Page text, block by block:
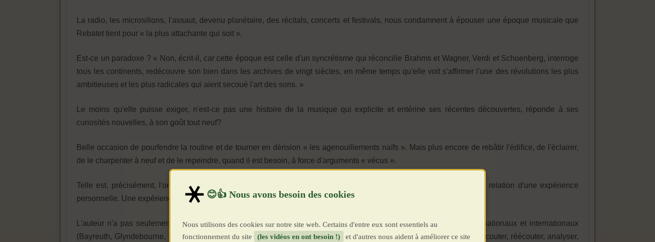
La radio, les microsillons, l'assaut, devenu planétaire, des récitals, concerts et festivals, nous condamnent à épouser une époque musicale que
Rebatet tient pour « la plus attachante qui soit ».
Est-ce un paradoxe ? « Non, écrit-il, car cette époque est celle d'un syncrétisme qui réconcilie Brahms et Wagner, Verdi et Schoenberg, interroge
tous les continents, redécouvre son bien dans les archives de vingt siècles, en même temps qu'elle voit s'affirmer l'une des révolutions les plus
ambitieuses et les plus radicales qui aient secoué l'art des sons. »
Le moins qu'elle puisse exiger, n'est-ce pas une histoire de la musique qui explicite et entérine ses récentes découvertes, réponde à ses
curiosités nouvelles, à son goût tout neuf?
Belle occasion de pourfendre la routine et de tourner en dérision « les agenouillements naïfs ». Mais plus encore de rebâtir l'édifice, de l'éclairer,
de le charpenter à neuf et de le repeindre, quand il est besoin, à force d'arguments « vécus ».
Telle est, précisément, l'originalité majeure de ce traité de près de sept cents pages, qui se lit d'un trait, comme la relation d'une expérience
personnelle. Une expérience deux fois vécue.
L'auteur n'a pas seulement puisé aux comptes rendus de concerts, aux critiques de récitals et spectacles lyriques nationaux et internationaux
(Bayreuth, Glyndebourne, etc.) qu'il a accumulés depuis l'âge de vingt-cinq ans. Il s'est astreint, depuis trois ans, à écouter, réécouter, analyser,
Nous utilisons des cookies sur notre site web. Certains d'entre eux sont essentiels au
fonctionnement du site
(les vidéos en ont besoin !)
et d'autres nous aident à améliorer ce site